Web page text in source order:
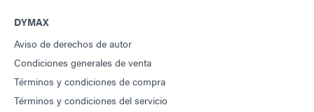
DYMAX
Aviso de derechos de autor
Condiciones generales de venta
Términos y condiciones de compra
Términos y condiciones del servicio